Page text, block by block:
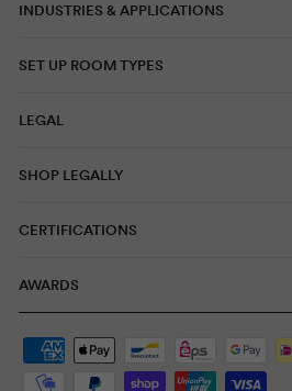
INDUSTRIES & APPLICATIONS
SET UP ROOM TYPES
LEGAL
SHOP LEGALLY
CERTIFICATIONS
AWARDS